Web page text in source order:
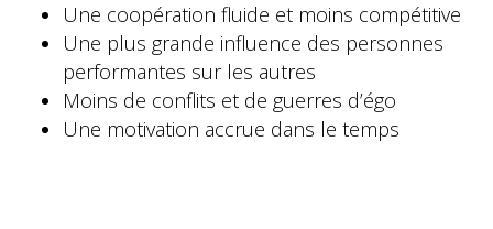
Une coopération fluide et moins compétitive
Une plus grande influence des personnes
performantes sur les autres
Moins de conflits et de guerres d’égo
Une motivation accrue dans le temps